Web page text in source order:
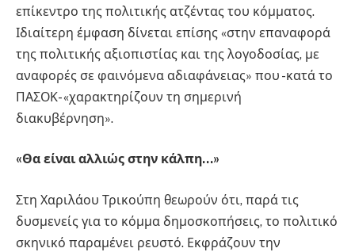
επίκεντρο της πολιτικής ατζέντας του κόμματος.
Ιδιαίτερη έμφαση δίνεται επίσης «στην επαναφορά
της πολιτικής αξιοπιστίας και της λογοδοσίας, με
αναφορές σε φαινόμενα αδιαφάνειας» που -κατά το
ΠΑΣΟΚ- «χαρακτηρίζουν τη σημερινή
διακυβέρνηση».
«Θα είναι αλλιώς στην κάλπη…»
Στη Χαριλάου Τρικούπη θεωρούν ότι, παρά τις
δυσμενείς για το κόμμα δημοσκοπήσεις, το πολιτικό
σκηνικό παραμένει ρευστό. Εκφράζουν την